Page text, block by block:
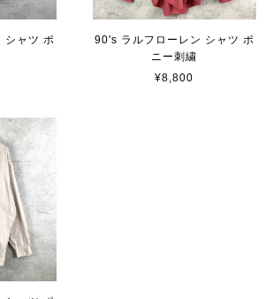
シャツ ポ
90's ラルフローレン シャツ ポ
ニー刺繍
¥8,800